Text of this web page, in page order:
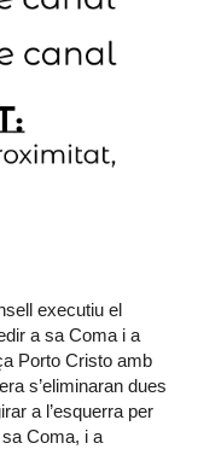
executiu el
a sa Coma i a
Porto Cristo amb
s’eliminaran dues
a l’esquerra per
Coma, i a